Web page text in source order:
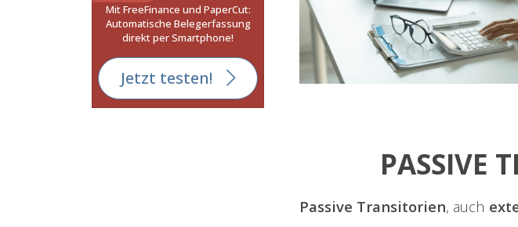
Mit FreeFinance und PaperCut:
Automatische Belegerfassung
direkt per Smartphone!
Jetzt testen!
PASSIVE
Passive Transitorien, auch